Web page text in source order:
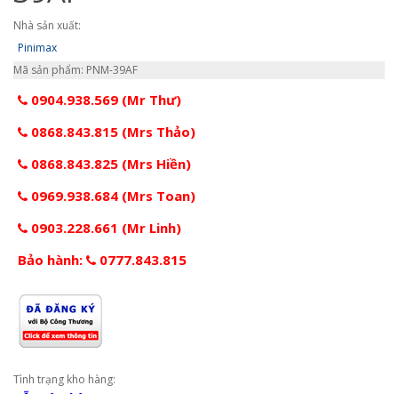
Nhà sản xuất:
Pinimax
Mã sản phẩm: PNM-39AF
0904.938.569 (Mr Thư)
0868.843.815 (Mrs Thảo)
0868.843.825 (Mrs Hiền)
0969.938.684 (Mrs Toan)
0903.228.661 (Mr Linh)
Bảo hành:
0777.843.815
Tình trạng kho hàng: